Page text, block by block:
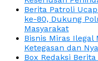
Berita Patroli
ke-80, Dukung
Masyarakat
Bisnis Miras Ilegal
Ketegasan dan
Box Redaksi